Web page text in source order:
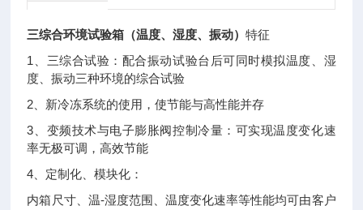
三综合环境试验箱（温度、湿度、振动）特征
1、三综合试验：配合振动试验台后可同时模拟温度、湿
度、振动三种环境的综合试验
2、新冷冻系统的使用，使节能与高性能并存
3、变频技术与电子膨胀阀控制冷量：可实现温度变化速
率无极可调，高效节能
4、定制化、模块化：
内箱尺寸、温-湿度范围、温度变化速率等性能均可由客户